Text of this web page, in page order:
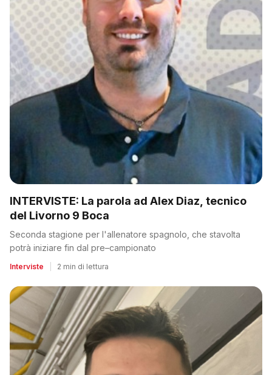
INTERVISTE: La parola ad Alex Diaz, tecnico
del Livorno 9 Boca
Seconda stagione per l'allenatore spagnolo, che stavolta
potrà iniziare fin dal pre–campionato
Interviste 2 min di lettura